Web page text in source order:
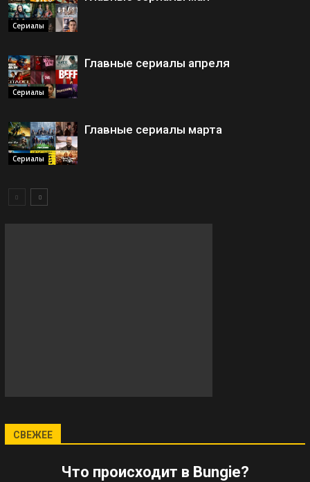
Сериалы
Сериалы
Главные сериалы апреля
Сериалы
Главные сериалы марта
СВЕЖЕЕ
Что происходит в Bungie?